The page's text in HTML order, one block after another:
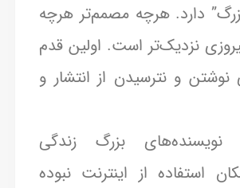
دارد. هرچه مصمم‌تر هرچه
نزدیک‌تر است. اولین قدم
نوشتن و نترسیدن از انتشار و
نویسنده‌های بزرگ زندگی
استفاده از اینترنت نبوده